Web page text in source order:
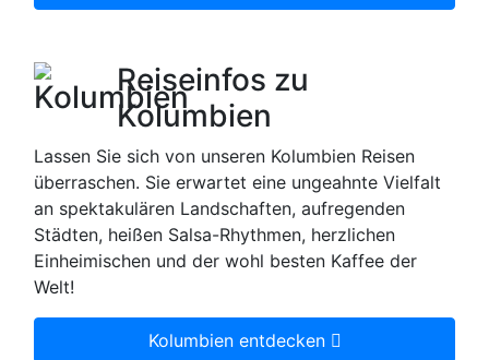
Reiseinfos zu
Kolumbien
Lassen Sie sich von unseren Kolumbien Reisen
überraschen. Sie erwartet eine ungeahnte Vielfalt
an spektakulären Landschaften, aufregenden
Städten, heißen Salsa-Rhythmen, herzlichen
Einheimischen und der wohl besten Kaffee der
Welt!
Kolumbien entdecken